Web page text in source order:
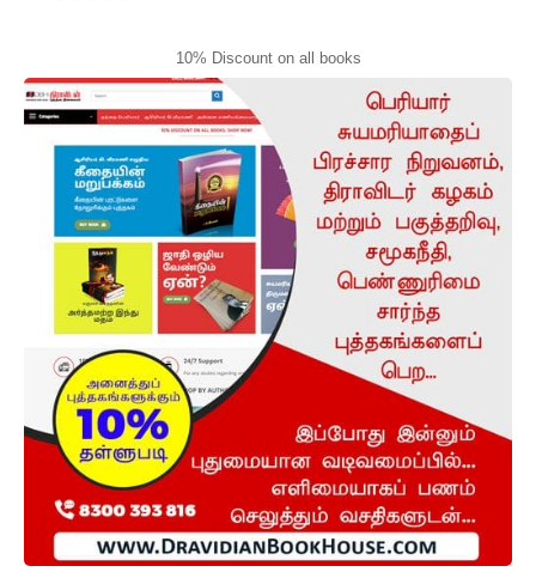
10% Discount on all books